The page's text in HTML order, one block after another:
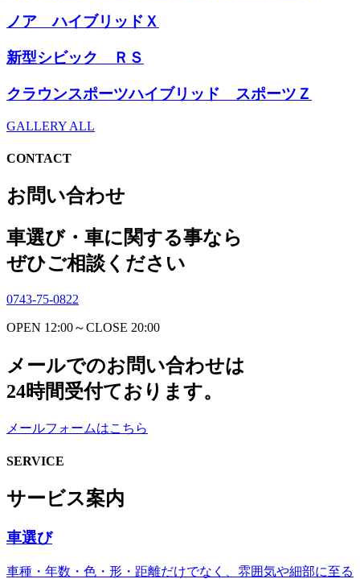
ノア ハイブリッドＸ
新型シビック ＲＳ
クラウンスポーツハイブリッド スポーツＺ
GALLERY ALL
CONTACT
お問い合わせ
車選び・車に関する事なら
ぜひご相談ください
0743-75-0822
OPEN 12:00～CLOSE 20:00
メールでのお問い合わせは
24時間受付ております。
メールフォームはこちら
SERVICE
サービス案内
車選び
車種・年数・色・形・距離だけでなく、雰囲気や細部に至る